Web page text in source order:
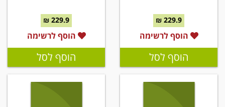
229.9 ₪
הוסף לרשימה
הוסף לסל
229.9 ₪
הוסף לרשימה
הוסף לסל